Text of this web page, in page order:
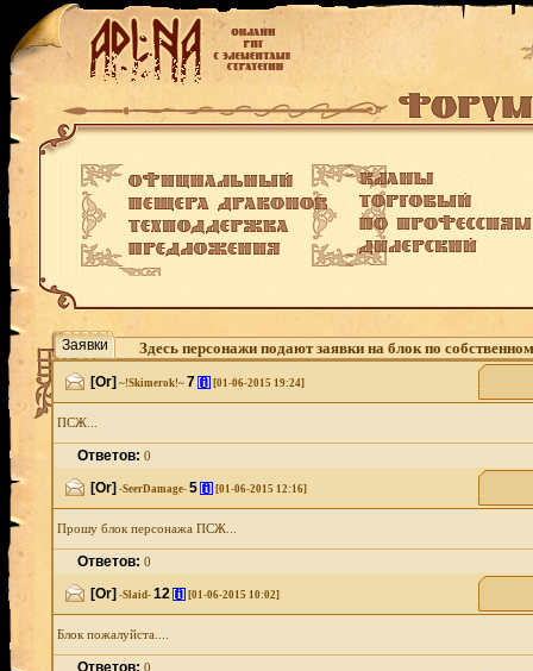
Заявки Здесь персонажи подают заявки на блок по
[Or] ~!Skimerok!~ 7 [i] [01-06-2015 19:24]
ПСЖ...
Ответов:0
[Or] -SeerDamage- 5 [i] [01-06-2015 12:16]
Прошу блок персонажа ПСЖ...
Ответов:0
[Or] -Slaid- 12 [i] [01-06-2015 10:02]
Блок пожалуйста....
Ответов:0